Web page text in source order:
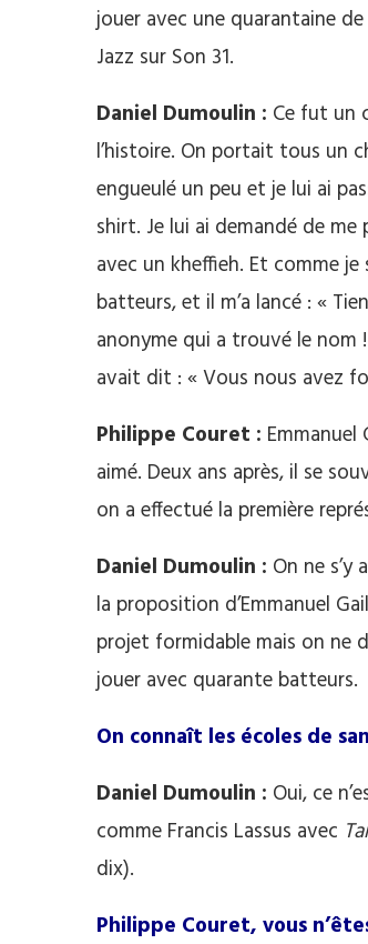
jouer avec une quarantaine
Jazz sur Son 31.
Daniel Dumoulin : Ce fut un
l’histoire. On portait tous un
engueulé un peu et je lui ai
shirt. Je lui ai demandé de
avec un kheffieh. Et comme
batteurs, et il m’a lancé : «
anonyme qui a trouvé le nom
avait dit : « Vous nous avez
Philippe Couret :
aimé. Deux ans après, il se
on a effectué la première
Daniel Dumoulin : On ne
la proposition d’Emmanuel
projet formidable mais on ne
jouer avec quarante batteurs.
On connaît les écoles de
Daniel Dumoulin : Oui, ce
comme Francis Lassus avec
dix).
Philippe Couret, vous